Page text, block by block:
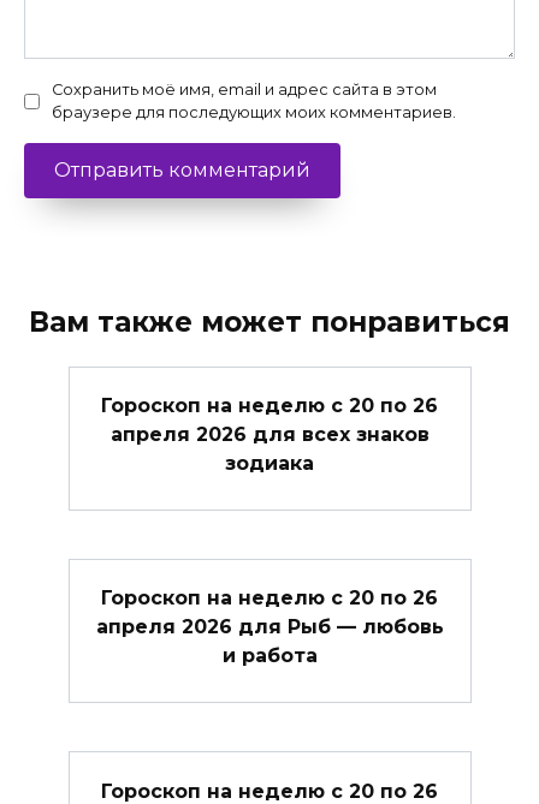
Сохранить моё имя, email и адрес сайта в этом
браузере для последующих моих комментариев.
Вам также может понравиться
Гороскоп на неделю с 20 по 26
апреля 2026 для всех знаков
зодиака
Гороскоп на неделю с 20 по 26
апреля 2026 для Рыб — любовь
и работа
Гороскоп на неделю с 20 по 26